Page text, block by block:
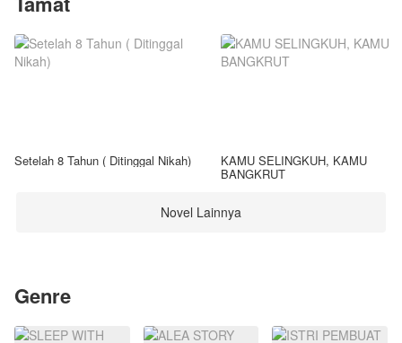
Setelah 8 Tahun ( Ditinggal Nikah) KAMU SELINGKUH, KAMU
BANGKRUT
Novel Lainnya
Genre